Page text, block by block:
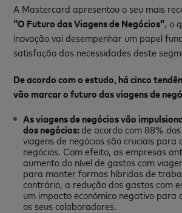
A Mastercard apresentou o seu mais
“O Futuro das Viagens de Negócios”, o
inovação vai desempenhar um papel
satisfação das necessidades deste
De acordo com o estudo, há cinco
vão marcar o futuro das viagens de
As viagens de negócios vão
dos negócios:de acordo com 88%
viagens de negócios são cruciais para
negócios. Com efeito, as empresas
aumento do nível de gastos com
para manter formas híbridas de
contrário, a redução dos gastos com
um impacto económico negativo para
os seus colaboradores.